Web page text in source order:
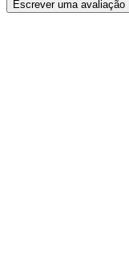
Escrever uma avaliação